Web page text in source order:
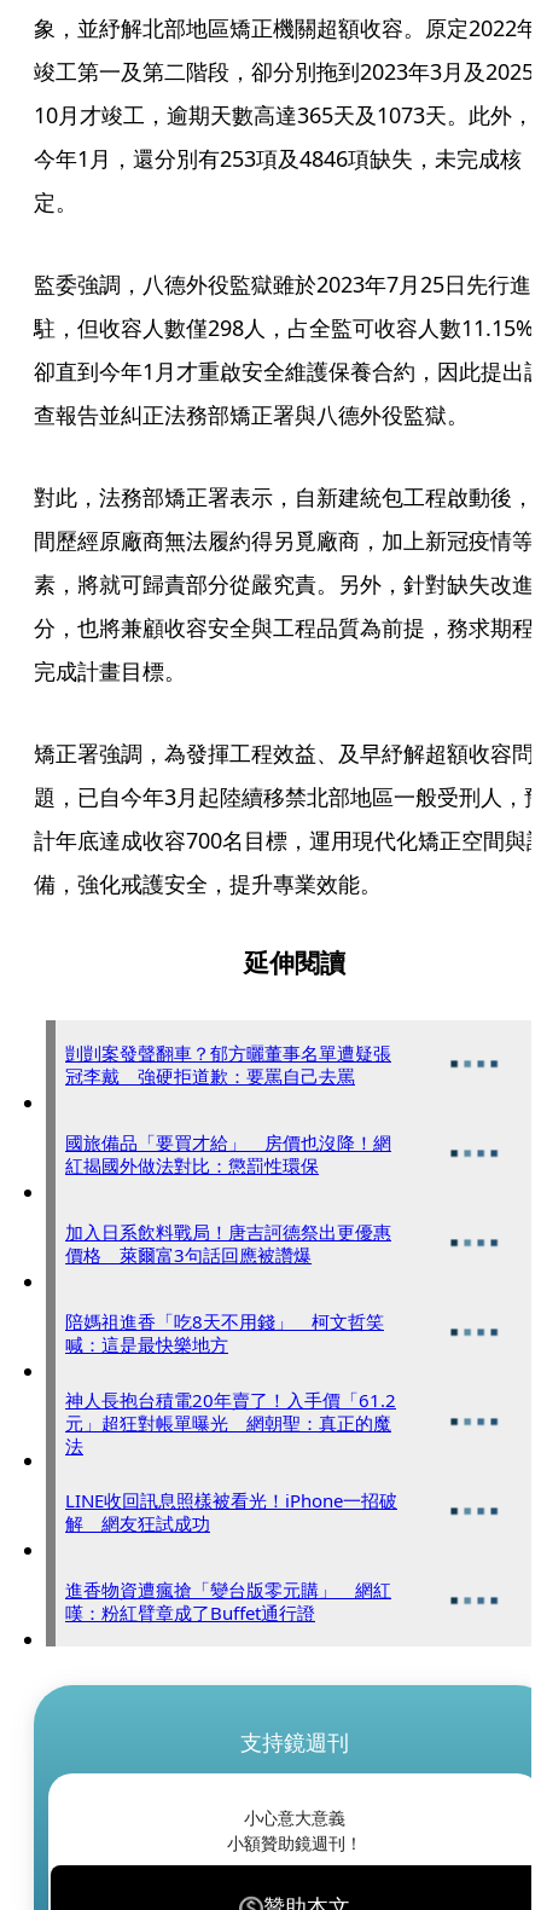
象，並紓解北部地區矯正機關超額收容。原定2022年
竣工第一及第二階段，卻分別拖到2023年3月及2025
10月才竣工，逾期天數高達365天及1073天。此外，
今年1月，還分別有253項及4846項缺失，未完成核
定。
監委強調，八德外役監獄雖於2023年7月25日先行進
駐，但收容人數僅298人，占全監可收容人數11.15%
卻直到今年1月才重啟安全維護保養合約，因此提出
查報告並糾正法務部矯正署與八德外役監獄。
對此，法務部矯正署表示，自新建統包工程啟動後，
間歷經原廠商無法履約得另覓廠商，加上新冠疫情等
素，將就可歸責部分從嚴究責。另外，針對缺失改進
分，也將兼顧收容安全與工程品質為前提，務求期程
完成計畫目標。
矯正署強調，為發揮工程效益、及早紓解超額收容問
題，已自今年3月起陸續移禁北部地區一般受刑人，
計年底達成收容700名目標，運用現代化矯正空間與
備，強化戒護安全，提升專業效能。
延伸閱讀
剴剴案發聲翻車？郁方曬董事名單遭疑張
冠李戴 強硬拒道歉：要罵自己去罵
國旅備品「要買才給」 房價也沒降！網
紅揭國外做法對比：懲罰性環保
加入日系飲料戰局！唐吉訶德祭出更優惠
價格 萊爾富3句話回應被讚爆
陪媽祖進香「吃8天不用錢」 柯文哲笑
喊：這是最快樂地方
神人長抱台積電20年賣了！入手價「61.2
元」超狂對帳單曝光 網朝聖：真正的魔
法
LINE收回訊息照樣被看光！iPhone一招破
解 網友狂試成功
進香物資遭瘋搶「變台版零元購」 網紅
嘆：粉紅臂章成了Buffet通行證
支持鏡週刊
小心意大意義
小額贊助鏡週刊！